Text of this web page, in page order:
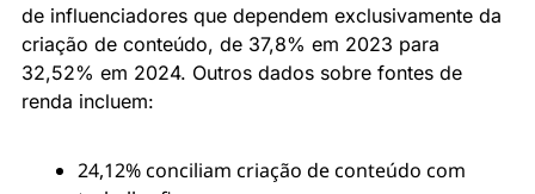
de influenciadores que dependem exclusivamente da
criação de conteúdo, de 37,8% em 2023 para
32,52% em 2024. Outros dados sobre fontes de
renda incluem:
24,12% conciliam criação de conteúdo com